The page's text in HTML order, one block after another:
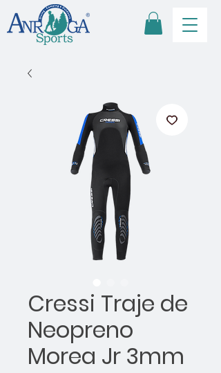
Cressi Traje de
Neopreno
Morea Jr 3mm